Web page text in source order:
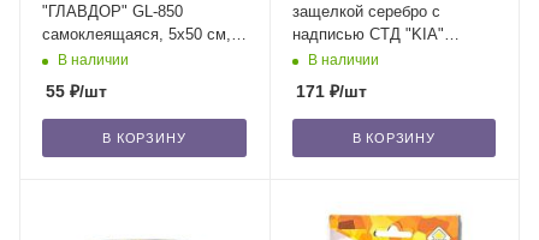
"ГЛАВДОР" GL-850
самоклеящаяся, 5х50 см,
красно-белая, стрелка /30
В наличии
55 ₽/шт
В КОРЗИНУ
защелкой серебро с
надписью СТД "KIA"
рельеф (г. Новосибирск) /30
В наличии
171₽/шт
В КОРЗИНУ